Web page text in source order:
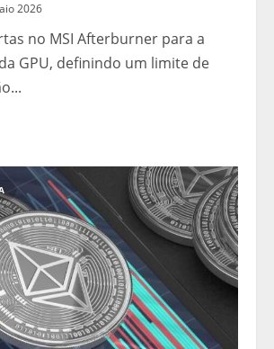
2026
no MSI Afterburner para a
GPU, definindo um limite de